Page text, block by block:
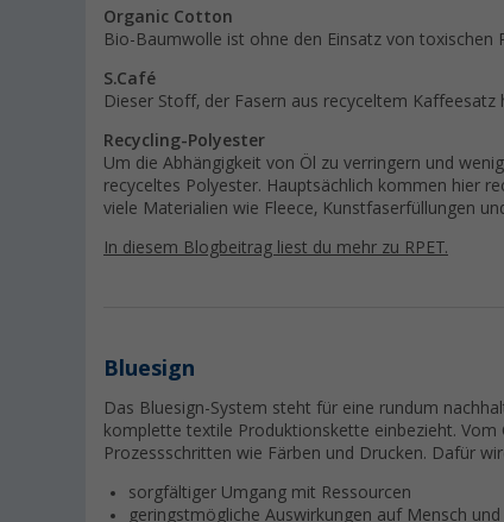
Organic Cotton
Bio-Baumwolle ist ohne den Einsatz von
S.Café
Dieser Stoff, der Fasern aus recyceltem
Recycling-Polyester
Um die Abhängigkeit von Öl zu verringern und
recyceltes Polyester. Hauptsächlich kommen hier
viele Materialien wie Fleece, Kunstfaserfüllungen
In diesem Blogbeitrag liest du mehr zu RPET.
Bluesign
Das Bluesign-System steht für eine rundum
komplette textile Produktionskette einbezieht.
Prozessschritten wie Färben und Drucken. Dafür
sorgfältiger Umgang mit Ressourcen
geringstmögliche Auswirkungen auf Mensch